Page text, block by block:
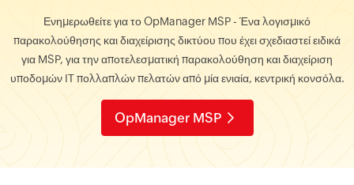
Ενημερωθείτε για το OpManager MSP - Ένα λογισμικό
παρακολούθησης και διαχείρισης δικτύου που έχει σχεδιαστεί ειδικά
για MSP, για την αποτελεσματική παρακολούθηση και διαχείριση
υποδομών IT πολλαπλών πελατών από μία ενιαία, κεντρική κονσόλα.
OpManager MSP